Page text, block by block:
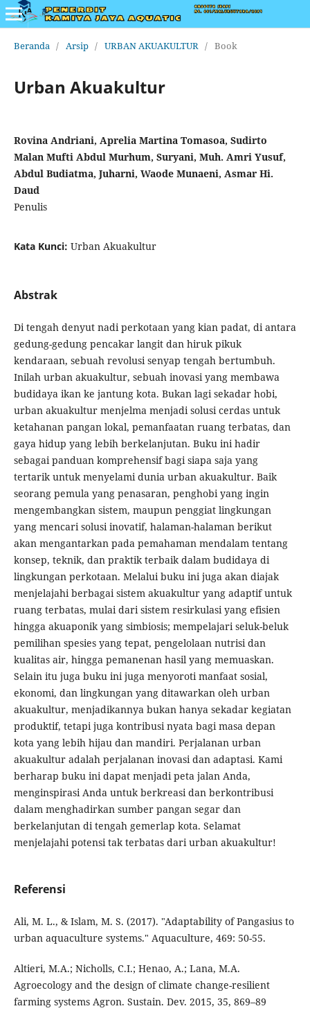
Beranda / Arsip / URBAN AKUAKULTUR / Book
Urban Akuakultur
Rovina Andriani, Aprelia Martina Tomasoa, Sudirto
Malan Mufti Abdul Murhum, Suryani, Muh. Amri Yusuf,
Abdul Budiatma, Juharni, Waode Munaeni, Asmar Hi.
Daud
Penulis
Kata Kunci: Urban Akuakultur
Abstrak
Di tengah denyut nadi perkotaan yang kian padat, di antara
gedung-gedung pencakar langit dan hiruk pikuk
kendaraan, sebuah revolusi senyap tengah bertumbuh.
Inilah urban akuakultur, sebuah inovasi yang membawa
budidaya ikan ke jantung kota. Bukan lagi sekadar hobi,
urban akuakultur menjelma menjadi solusi cerdas untuk
ketahanan pangan lokal, pemanfaatan ruang terbatas, dan
gaya hidup yang lebih berkelanjutan. Buku ini hadir
sebagai panduan komprehensif bagi siapa saja yang
tertarik untuk menyelami dunia urban akuakultur. Baik
seorang pemula yang penasaran, penghobi yang ingin
mengembangkan sistem, maupun penggiat lingkungan
yang mencari solusi inovatif, halaman-halaman berikut
akan mengantarkan pada pemahaman mendalam tentang
konsep, teknik, dan praktik terbaik dalam budidaya di
lingkungan perkotaan. Melalui buku ini juga akan diajak
menjelajahi berbagai sistem akuakultur yang adaptif untuk
ruang terbatas, mulai dari sistem resirkulasi yang efisien
hingga akuaponik yang simbiosis; mempelajari seluk-beluk
pemilihan spesies yang tepat, pengelolaan nutrisi dan
kualitas air, hingga pemanenan hasil yang memuaskan.
Selain itu juga buku ini juga menyoroti manfaat sosial,
ekonomi, dan lingkungan yang ditawarkan oleh urban
akuakultur, menjadikannya bukan hanya sekadar kegiatan
produktif, tetapi juga kontribusi nyata bagi masa depan
kota yang lebih hijau dan mandiri. Perjalanan urban
akuakultur adalah perjalanan inovasi dan adaptasi. Kami
berharap buku ini dapat menjadi peta jalan Anda,
menginspirasi Anda untuk berkreasi dan berkontribusi
dalam menghadirkan sumber pangan segar dan
berkelanjutan di tengah gemerlap kota. Selamat
menjelajahi potensi tak terbatas dari urban akuakultur!
Referensi
Ali, M. L., & Islam, M. S. (2017). "Adaptability of Pangasius to
urban aquaculture systems." Aquaculture, 469: 50-55.
Altieri, M.A.; Nicholls, C.I.; Henao, A.; Lana, M.A.
Agroecology and the design of climate change-resilient
farming systems Agron. Sustain. Dev. 2015, 35, 869–89